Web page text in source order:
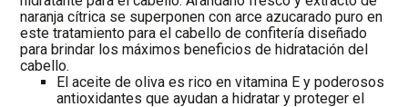
naranja cítrica se superponen con arce azucarado puro en
este tratamiento para el cabello de confitería diseñado
para brindar los máximos beneficios de hidratación del
cabello.
El aceite de oliva es rico en vitamina E y poderosos
antioxidantes que ayudan a hidratar y proteger el